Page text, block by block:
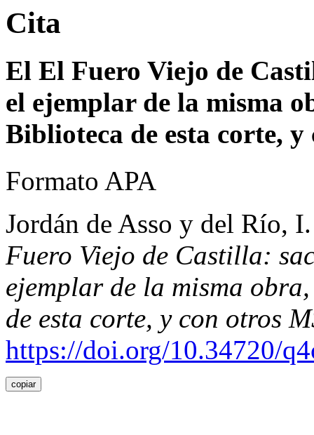
Cita
El El Fuero Viejo de
el ejemplar de la misma
Biblioteca de esta corte, y
Formato APA
Jordán de Asso y del Río,
Fuero Viejo de Castilla:
ejemplar de la misma
de esta corte, y con otros
https://doi.org/10.34720/
copiar